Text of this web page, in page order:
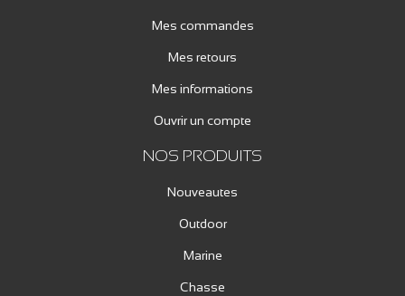
Mes commandes
Mes retours
Mes informations
Ouvrir un compte
NOS PRODUITS
Nouveautes
Outdoor
Marine
Chasse